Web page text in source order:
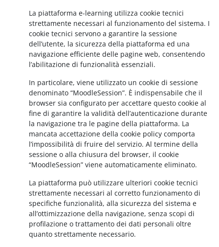
La piattaforma e-learning utilizza cookie tecnici
strettamente necessari al funzionamento del sistema. I
cookie tecnici servono a garantire la sessione
dell’utente, la sicurezza della piattaforma ed una
navigazione efficiente delle pagine web, consentendo
l’abilitazione di funzionalità essenziali.
In particolare, viene utilizzato un cookie di sessione
denominato “MoodleSession”. È indispensabile che il
browser sia configurato per accettare questo cookie al
fine di garantire la validità dell’autenticazione durante
la navigazione tra le pagine della piattaforma. La
mancata accettazione della cookie policy comporta
l’impossibilità di fruire del servizio. Al termine della
sessione o alla chiusura del browser, il cookie
“MoodleSession” viene automaticamente eliminato.
La piattaforma può utilizzare ulteriori cookie tecnici
strettamente necessari al corretto funzionamento di
specifiche funzionalità, alla sicurezza del sistema e
all’ottimizzazione della navigazione, senza scopi di
profilazione o trattamento dei dati personali oltre
quanto strettamente necessario.